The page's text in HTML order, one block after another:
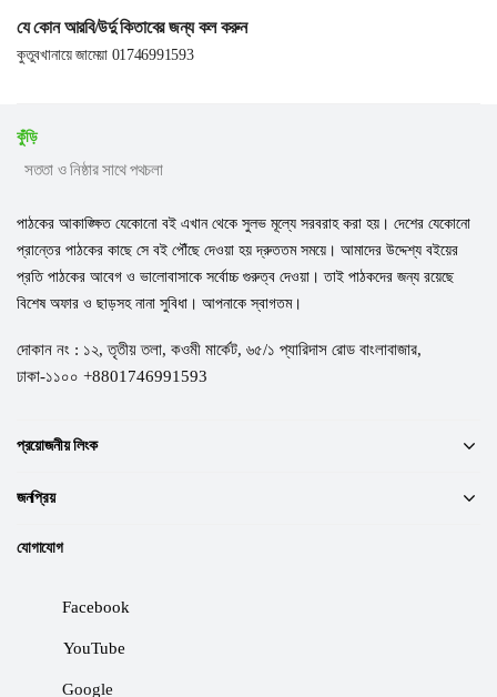
যে কোন আরবি/উর্দু কিতাবের জন্য কল করুন
কুতুবখানায়ে জামেয়া 01746991593
কুঁড়ি
সততা ও নিষ্ঠার সাথে পথচলা
পাঠকের আকাঙ্ক্ষিত যেকোনো বই এখান থেকে সুলভ মূল্যে সরবরাহ করা হয়। দেশের যেকোনো
প্রান্তের পাঠকের কাছে সে বই পৌঁছে দেওয়া হয় দ্রুততম সময়ে। আমাদের উদ্দেশ্য বইয়ের
প্রতি পাঠকের আবেগ ও ভালোবাসাকে সর্বোচ্চ গুরুত্ব দেওয়া। তাই পাঠকদের জন্য রয়েছে
বিশেষ অফার ও ছাড়সহ নানা সুবিধা। আপনাকে স্বাগতম।
দোকান নং : ১২, তৃতীয় তলা, কওমী মার্কেট, ৬৫/১ প্যারিদাস রোড বাংলাবাজার,
ঢাকা-১১০০ +8801746991593
প্রয়োজনীয় লিংক
জনপ্রিয়
যোগাযোগ
Facebook
YouTube
Google